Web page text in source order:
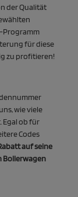
der Qualität
Programm
für diese
zu profitieren!
wie viele
Egal ob für
Codes
auf seine
Bollerwagen